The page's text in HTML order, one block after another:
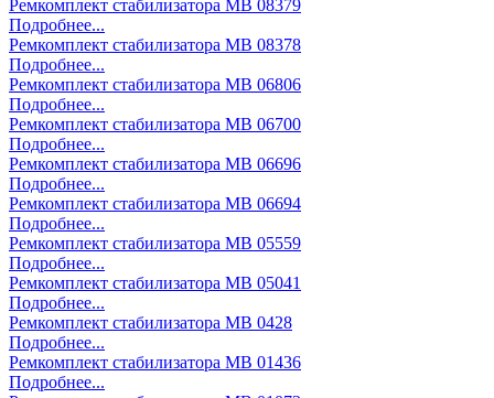
Ремкомплект стабилизатора MB 08379
Подробнее...
Ремкомплект стабилизатора MB 08378
Подробнее...
Ремкомплект стабилизатора MB 06806
Подробнее...
Ремкомплект стабилизатора MB 06700
Подробнее...
Ремкомплект стабилизатора MB 06696
Подробнее...
Ремкомплект стабилизатора MB 06694
Подробнее...
Ремкомплект стабилизатора MB 05559
Подробнее...
Ремкомплект стабилизатора MB 05041
Подробнее...
Ремкомплект стабилизатора MB 0428
Подробнее...
Ремкомплект стабилизатора MB 01436
Подробнее...